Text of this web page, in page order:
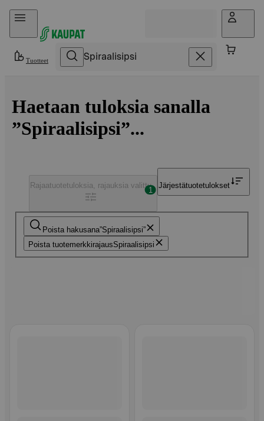
Hyppää sisältöön
Tuotteet
Haetaan tuloksia sanalla
”Spiraalisipsi”...
Poista hakusana Spiraalisipsi
Poista tuotemerkkirajausSpiraalisipsi
Rajaatuotetuloksia, rajauksia valittu
1
Järjestätuotetulokset